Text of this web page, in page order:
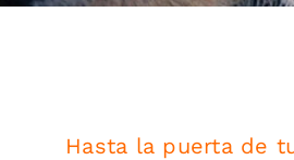
Hasta la puerta de